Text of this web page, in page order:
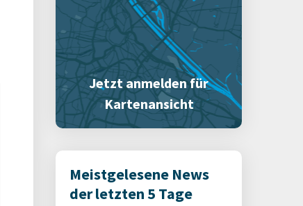
Jetzt anmelden für
Kartenansicht
Meistgelesene News
der letzten 5 Tage